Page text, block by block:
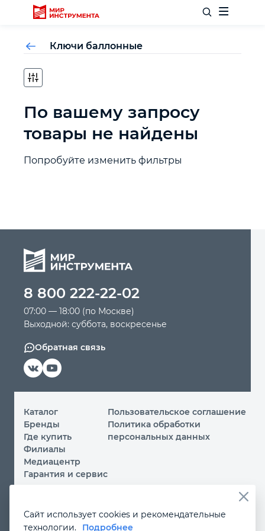
Отделочный инструмент
Слесарный инструмент
Столярный инструмент
Силовое оборудование
Автомобильный инструмент
Крепежный инструмент
Режущий инструмент
Прочий инструмент
Ключи баллонные
По вашему запросу
товары не найдены
Попробуйте изменить фильтры
8 800 222-22-02
07:00 — 18:00 (по Москве)
Выходной: суббота, воскресенье
Обратная связь
Каталог
Бренды
Где купить
Филиалы
Медиацентр
Гарантия и сервис
Пользовательское соглашение
Политика обработки
персональных данных
Вы принимаете условияполитики обработки
Сайт использует cookies и рекомендательные
технологии.
Подробнее